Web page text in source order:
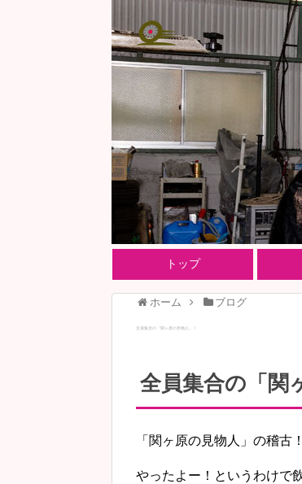
トップ
ホーム ブログ
全員集合の「関ヶ原の見物人」！
全員集合の「関
「関ヶ原の見物人」の稽古
やったよー！というわけで